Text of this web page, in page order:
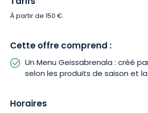
animaux de compagnie dans
découvrant une cuisine inspirée par la
Alchémille. Laissez-vous tenter par ce
remarquable où vous découvrirez l’offre
À partir de 150€.
Cette offre comprend :
Un Menu Geissabrenala : créé
selon les produits de saison et
Horaires